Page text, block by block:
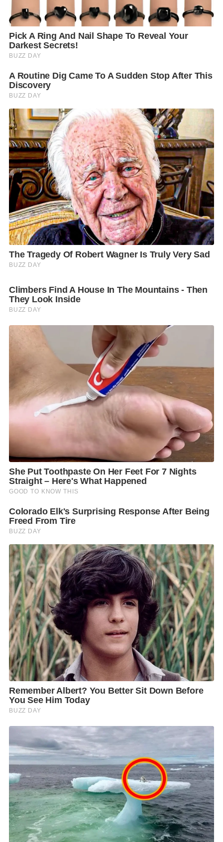
จากเชียงรายจนถึงวันนี้เป็นเวลา 17 ปี สลัดไฮโซของคุณ
หนึ่งมีชื่อเสียงโด่งดังผู้ที่รักสุขภาพรู้จักกันทั่ว เพราะคุณ
หนึ่งได้พิถีพิถันคัดสรรตั้งแต่ผักต่างๆ จากฟาร์มออร์แกนิก
จังหวัดสุพรรณบุรี และจังหวัดระยอง รวมทั้งกสิกรรมไร้
มเวย์ ขนาด 3 เดือน ต้องเปลี่ยนไส้ที่มีราคาแพงครั้งหนึ่ง
ส่วนวัตถุดิบประเภทเนื้อก็คัดสรรประเภทพรีเมี่ยม เช่น
ออร์แกนิก
เมนูสลัดของคุณหนึ่งมีไม่มากนัก แต่ละเมนูนั้นได้คิดแล้ว
คิดอีกให้อร่อยจริงๆ เท่านั้น โดยคุณหนึ่งได้คิดสูตรน้ำ
สลัดเพิ่มเติมเป็น 13 สูตร แต่ละสูตรก็มีรสชาติอร่อยแตก
ต่างกัน สำหรับเมนูที่แนะนำให้สั่งมาชิมก็เช่นสลัดโรลไส้
ของสลัดจะเป็นปูอัด ปูอัดสาหร่าย สาหร่าย ทูน่าไข่กุ้ง
หมูยอ ไส้รวม กุ้งซูชิ เต้าหู้ออร์แกนิกสาหร่าย เวลาทานจะ
เต็มปากเต็มคำมาก โดยขายเป็นเซต 10 คำ 80 บาท
สามารถเลือกน้ำสลัดที่มีครีมวาซาบิ ครีมซีฟู้ด ครีมโชยุ 1
ถ้วย เซต 20 คำ 160 บาท เลือกน้ำสลัดได้ 2 ถ้วย และเซต
48 คำ เลือกน้าสลัดได้ 3 ถ้วย
สลัดหมู/ไก่ มีทั้งสลัดหมูย่างที่ใช้หมูอนามัย สลัดเส้นหมี่
ข้าวกล้องหมูย่าง สลัดอกไก่ ราคาชุดละ 119 บาท
ที่ขอแนะนำให้สั่งมาชิมอย่าได้พลาดเป็นอันขาดก็ต้อง
สลัดเมี่ยงกุ้ง
คุณหนึ่งเธอจะเลือกใช้กุ้งจากฟาร์มระดับชา
ติสดๆ มาผ่าเอาเส้นหลังออก แล้วอบด้วยหม้ออบความ
ร้อนจนสุกหอมเคียงข้างด้วยผักสดออร์แกนิกและเครื่อง
เมี่ยงที่มีพริกขี้หนูซอย หอมแดง ตะไคร้ซอย มะนาว น้ำ
สลัดครีมซีฟู้ด ที่สำคัญคือ น้ำจิ้มซีฟู้ดสูตรสุขภาพของคุณ
หนึ่ง ที่ทำสดๆ ไม่ใส่ผงชูรส ไม่ใส่น้ำปลา ใช้ดอกเกลือและ
มะนาวแท้ 100%
คิดดูก็เวลาจะทานก็หยิบผักบัตเตอร์เฮดขึ้นมา นำกุ้งวาง
ด้านบนใส่เครื่องเมี่ยงลงไปแล้วราดด้วยน้ำจิ้มซีฟู้ดสูตร
สุขภาพที่ผมรับประกันว่าอร่อยมาก คิดดูก็แล้วกันเนื้อกุ้ง
สดๆ ที่ทั้งหวานทั้งมันมีน้ำจิ้มซีฟู้ดแซ่บๆ ราดลงไป ทาน
พร้อมเครื่องเมี่ยงแล้วหยิบผักสดๆ ใส่ปากเคี้ยวไปด้วยจะมี
รสชาติอร่อยขนาดไหน
โดยมีราคาขาย กุ้งครึ่งกิโลกรัมที่สามารถรับประทานได้ 2
ท่าน ราคา 359 บาท และกุ้ง 1 กิโลกรัม สามารถรับ
ประทานได้ 3-4 ท่าน ราคา 690 บาท
สลัดของคุณหนึ่งนั้นใส่กล่องสวยงามชนิดที่คุณภาพกับ
ราคาคนละเรื่องเลย เพราะขายราคาถูกมาก และยังทำน้ำ
สลัดใส่กระปุกขนาด 200 กรัม ให้เลือกสั่ง มี 13 รสชาติ
ราคา 90-120 บาท และยังสอนวิธีทำผักสลัดฟรีอีกด้วย
คุณหนึ่งเธอยังมีความคิดผลิตน้ำสลัดสูตรสุขภาพไม่ใส่นม
ไม่ใส่ไข่ โดยมีบุตรสาวคนสวยที่เพิ่งจบการศึกษาระดับ
ปริญญาตรีทางด้านนิเทศศาสตร์
ที่ร้านไม่มีที่นั่งทาน ต้องสั่งเดลิเวอรี่เท่านั้นครับ สั่งล่วง
หน้าก่อนจะเป็นการดีที่สุด ทาง LINEMAN หรือสอบถาม
รายละเอียดเพิ่มเติมได้ทาง Facebook:สลัดไฮโซ.Salad
Hiso/Instagram: Saladhiso bkk Line@saladhiso แต่ถ้า
อยู่รังสิตติดต่อได้ที่โทร 09-1419-5492 จะอิ่มอร่อยเป็น
ประโยชน์ต่อสุขภาพมากครับ
ชื่อร้านสลัดไฮโซเจ้าของคุณสิรีสุรีนันท์ (หนึ่ง) จงศิริกุล